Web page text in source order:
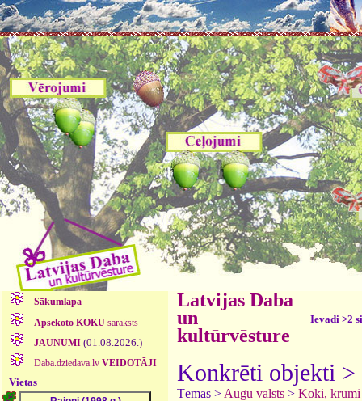
Sākumlapa
Apsekoto KOKUsaraksts
JAUNUMI (01.08.2026.)
Daba.dziedava.lv VEIDOTĀJI
Vietas
Latvijas Daba
un
kultūrvēsture
Ievadi >2
Konkrēti objekti >
Tēmas > Augu valsts > Koki, krūmi